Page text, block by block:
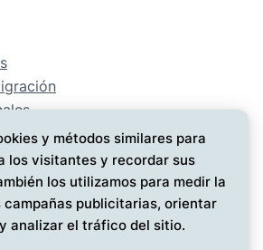
y métodos similares para
los visitantes y recordar sus
los utilizamos para medir la
publicitarias, orientar
analizar el tráfico del sitio.